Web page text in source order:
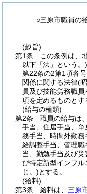
○三原市職員の
(趣旨)
第1条
この条例は、
以下「法」という。)
第22条の2第1項各
関係に関する法律(
員及び技能労務職
項を定めるものとす
(給与の種類)
第2条
職員の給与は
手当、住居手当、単
務手当、時間外勤
給調整手当、管理
当、勤勉手当及び災
び特定新型インフル
じ。)とする。
(給料)
第3条
給料は、 三原